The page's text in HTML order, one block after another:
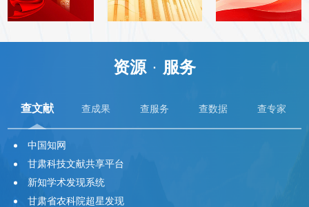
资源 · 服务
查文献 查成果 查服务 查数据 查专家
中国知网
甘肃科技文献共享平台
新知学术发现系统
甘肃省农科院超星发现